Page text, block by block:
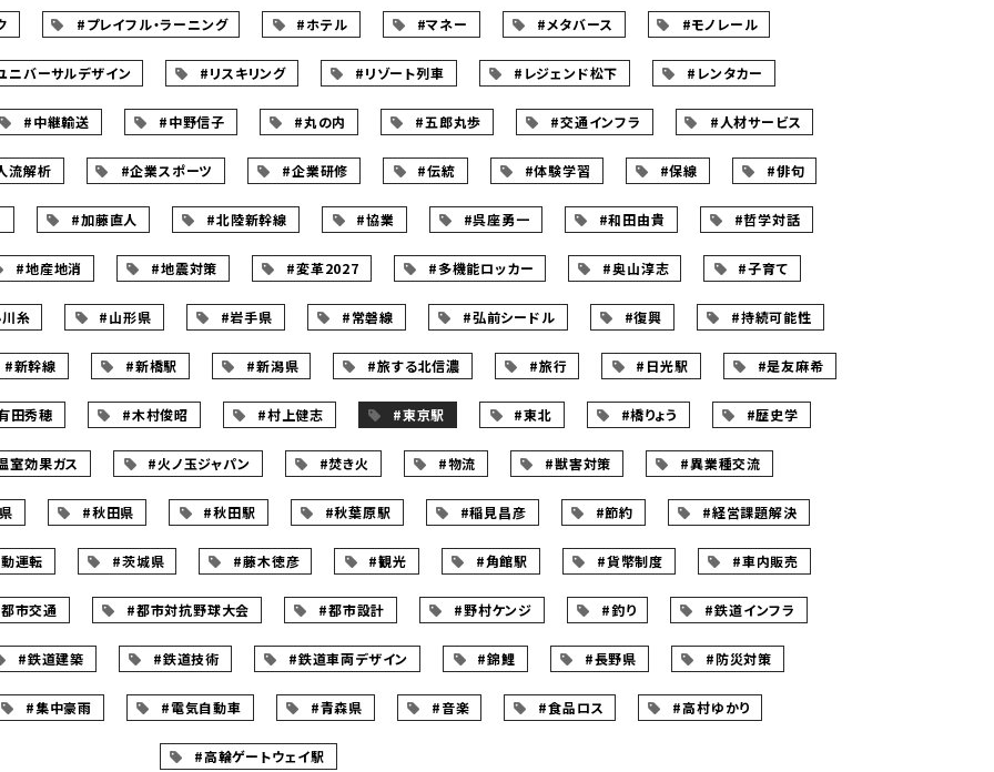
#プレイフル・ラーニング #ホテル #マネー #メタバース #モノレール
ニバーサルデザイン #リスキリング #リゾート列車 #レジェンド松下 #レンタカー
#中継輸送 #中野信子 #丸の内 #五郎丸歩 #交通インフラ #人材サービス
流解析 #企業スポーツ #企業研修 #伝統 #体験学習 #保線 #俳句
#加藤直人 #北陸新幹線 #協業 #呉座勇一 #和田由貴 #哲学対話
#地産地消 #地震対策 #変革2027 #多機能ロッカー #奥山淳志 #子育て
糸 #山形県 #岩手県 #常磐線 #弘前シードル #復興 #持続可能性
#新幹線 #新橋駅 #新潟県 #旅する北信濃 #旅行 #日光駅 #是友麻希
田秀穂 #木村俊昭 #村上健志 #東京駅 #東北 #橋りょう #歴史学
室効果ガス #火ノ玉ジャパン #焚き火 #物流 #獣害対策 #異業種交流
#秋田県 #秋田駅 #秋葉原駅 #稲見昌彦 #節約 #経営課題解決
運転 #茨城県 #藤木徳彦 #観光 #角館駅 #貨幣制度 #車内販売
市交通 #都市対抗野球大会 #都市設計 #野村ケンジ #釣り #鉄道インフラ
#鉄道建築 #鉄道技術 #鉄道車両デザイン #錦鯉 #長野県 #防災対策
#集中豪雨 #電気自動車 #青森県 #音楽 #食品ロス #高村ゆかり
#高輪ゲートウェイ駅